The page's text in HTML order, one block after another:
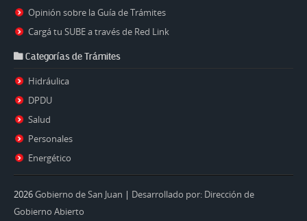
Opinión sobre la Guía de Trámites
Cargá tu SUBE a través de Red Link
Categorías de Trámites
Hidráulica
DPDU
Salud
Personales
Energético
2026Gobierno de San Juan | Desarrollado por: Dirección de
Gobierno Abierto